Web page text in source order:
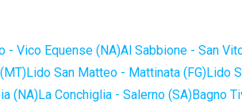
- Vico Equense (NA)Al Sabbione - San
Lido San Matteo - Mattinata (FG)Lido
(NA)La Conchiglia - Salerno (SA)Bagno